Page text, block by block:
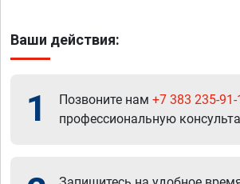
Ваши действия:
1 Позвоните нам +7 383 235-91-
профессиональную